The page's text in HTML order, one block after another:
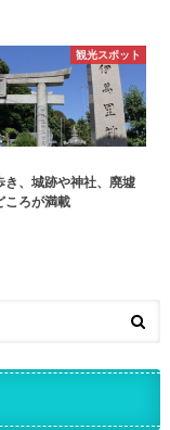
観光スポット
き、城跡や神社、廃墟
ころが満載